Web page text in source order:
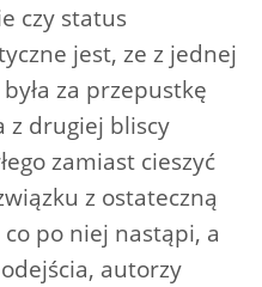
czy status
jest, ze z jednej
za przepustkę
z drugiej bliscy
zamiast cieszyć
z ostateczną
po niej nastąpi, a
autorzy